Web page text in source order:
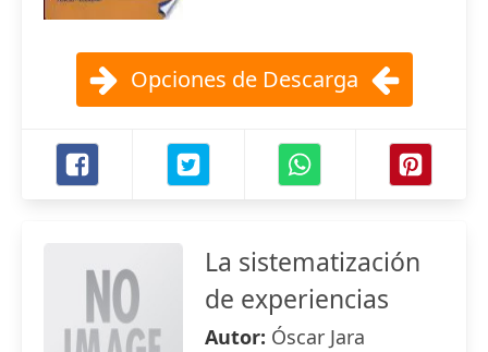
Opciones de Descarga
La sistematización
de experiencias
Autor: Óscar Jara